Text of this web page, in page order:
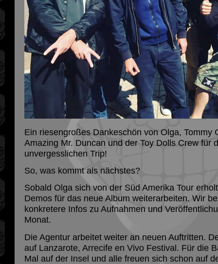
Ein riesengroßes Dankeschön von Olga, Tommy
Amazing Mr. Duncan und der Toy Dolls Crew für
unvergesslichen Trip!
So, was kommt als nächstes?
Sobald Olga sich von der Süd Amerika Tour
Demos für das neue Album weiterarbeiten. Wir
konkretere Infos zu Aufnahmen und
Monat.
Die Agentur arbeitet weiter an neuen Auftritten.
auf Lanzarote, Arrecife en Vivo Festival. Für die
Mal auf der Insel und alle freuen sich schon auf